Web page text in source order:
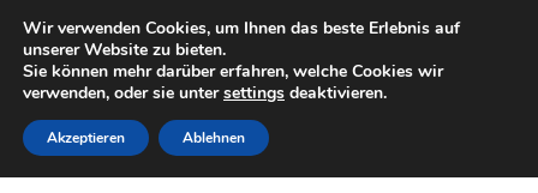
LIEFERUNG ab 6 EUR
Mo–Fr 9–16 Uhr · 0175 7465658
Zur
Navigation
springen
Zum
Inhalt
springen
Wir verwenden Cookies, um Ihnen das beste Erlebnis auf
unserer Website zu bieten.
Sie können mehr darüber erfahren, welche Cookies wir
verwenden, oder sie untersettings deaktivieren.
Akzeptieren Ablehnen